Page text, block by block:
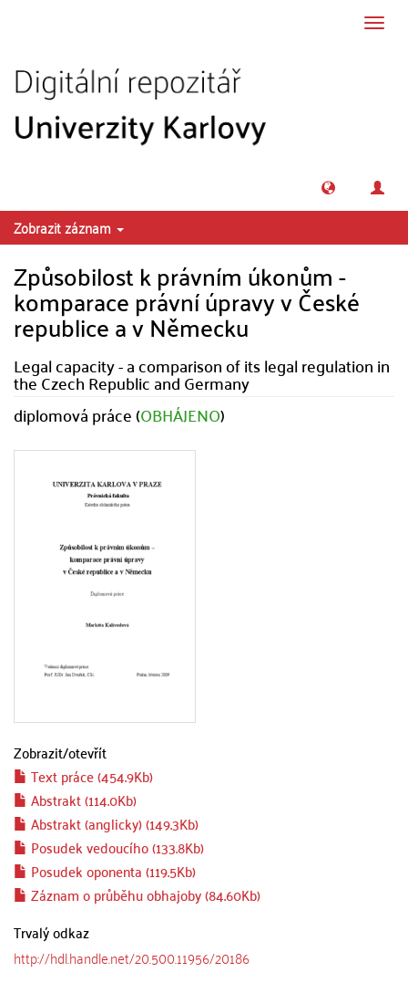
Zobrazit záznam
Způsobilost k právním úkonům -
komparace právní úpravy v České
republice a v Německu
Legal capacity - a comparison of its legal regulation in
the Czech Republic and Germany
diplomová práce (OBHÁJENO)
Zobrazit/otevřít
Text práce (454.9Kb)
Abstrakt (114.0Kb)
Abstrakt (anglicky) (149.3Kb)
Posudek vedoucího (133.8Kb)
Posudek oponenta (119.5Kb)
Záznam o průběhu obhajoby (84.60Kb)
Trvalý odkaz
http://hdl.handle.net/20.500.11956/20186